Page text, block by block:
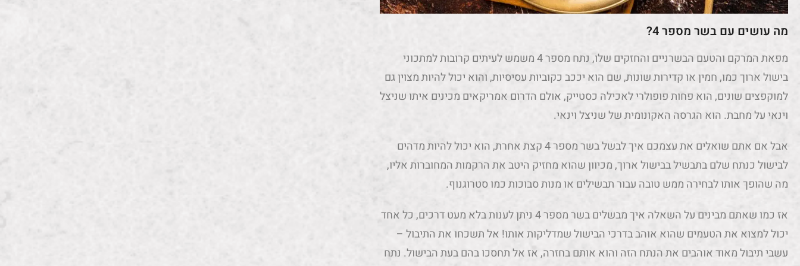
מה עושים עם בשר מספר 4?
מפאת המרקם והטעם הבשרניים והחזקים שלו, נתח מספר 4 משמש לעיתים קרובות למתכוני
בישול ארוך כמו, חמין או קדירות שונות, שם הוא יככב כקוביות עסיסיות, והוא יכול להיות מצוין גם
למוקפצים שונים, הוא פחות פופולרי לאכילה כסטייק, אולם הדרום אמריקאים מכינים איתו שניצל
וינאי על מחבת. הוא הגרסה האקונומית של שניצל וינאי.
אבל אם אתם שואלים את עצמכם איך לבשל בשר מספר 4 קצת אחרת, הוא יכול להיות מדהים
לבישול כנתח שלם בתבשיל בבישול ארוך, מכיוון שהוא מחזיק היטב את הרקמות המחוברות אליו,
מה שהופך אותו לבחירה ממש טובה עבור תבשילים או מנות סבוכות כמו סטרוגנוף.
אז כמו שאתם מבינים על השאלה איך מבשלים בשר מספר 4 ניתן לענות בלא מעט דרכים, כל אחד
יכול למצוא את הטעמים שהוא אוהב בדרכי הבישול שמדליקות אותו! אל תשכחו את התיבול –
עשבי תיבול מאוד אוהבים את הנתח הזה והוא אותם בחזרה, אז אל תחסכו בהם בעת הבישול. נתח